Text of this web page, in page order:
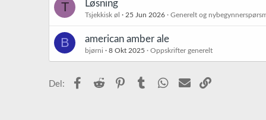
T Løsning
Tsjekkisk øl 25 Jun 2026 Generelt og
B american amber ale
bjørni 8 Okt 2025 Oppskrifter generelt
Del: Facebook
Reddit PinterestTumblr WhatsApp
E-post